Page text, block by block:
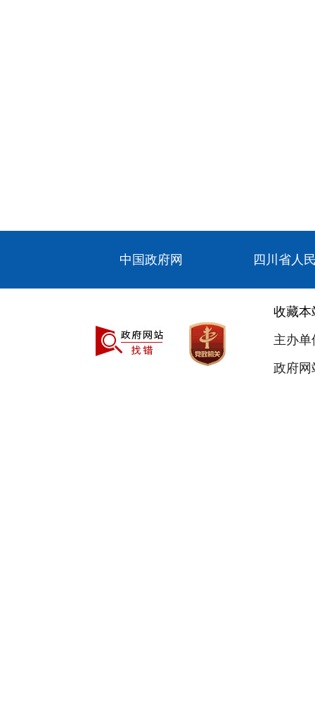
中国政府网 四川省人
收藏本
主办
政府网